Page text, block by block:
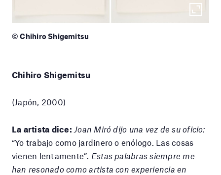
© Chihiro Shigemitsu
Chihiro Shigemitsu
(Japón, 2000)
La artista dice: Joan Miró dijo una vez de su oficio:
“Yo trabajo como jardinero o enólogo. Las cosas
vienen lentamente”. Estas palabras siempre me
han resonado como artista con experiencia en